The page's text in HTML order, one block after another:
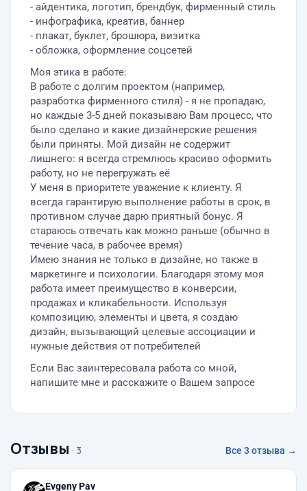
- айдентика, логотип, брендбук, фирменный стиль
- инфографика, креатив, баннер
- плакат, буклет, брошюра, визитка
- обложка, оформление соцсетей
Моя этика в работе:
В работе с долгим проектом (например,
разработка фирменного стиля) - я не пропадаю,
но каждые 3-5 дней показываю Вам процесс, что
было сделано и какие дизайнерские решения
были приняты. Мой дизайн не содержит
лишнего: я всегда стремлюсь красиво оформить
работу, но не перегружать её
У меня в приоритете уважение к клиенту. Я
всегда гарантирую выполнение работы в срок, в
противном случае дарю приятный бонус. Я
стараюсь отвечать как можно раньше (обычно в
течение часа, в рабочее время)
Имею знания не только в дизайне, но также в
маркетинге и психологии. Благодаря этому моя
работа имеет преимущество в конверсии,
продажах и кликабельности. Используя
композицию, элементы и цвета, я создаю
дизайн, вызывающий целевые ассоциации и
нужные действия от потребителей
Если Вас заинтересовала работа со мной,
напишите мне и расскажите о Вашем запросе
Отзывы · 3 Все 3 отзыва →
Evgeny Pav